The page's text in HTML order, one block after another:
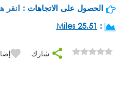
الحصول على الاتجاهات : انقر
:
25.51 Miles
شارك